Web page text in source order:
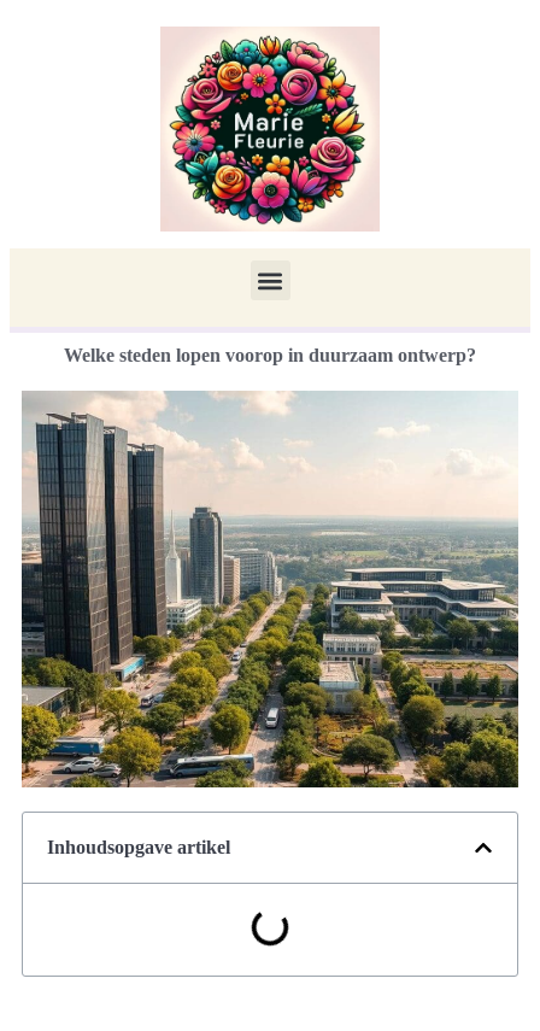
Welke steden lopen voorop in duurzaam ontwerp?
Inhoudsopgave artikel